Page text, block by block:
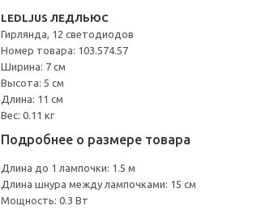
LEDLJUS ЛЕДЛЬЮС
Гирлянда, 12 светодиодов
Номер товара: 103.574.57
Ширина: 7 см
Высота: 5 см
Длина: 11 см
Вес: 0.11 кг
Подробнее о размере товара
Длина до 1 лампочки: 1.5 м
Длина шнура между лампочками: 15 см
Мощность: 0.3 Вт